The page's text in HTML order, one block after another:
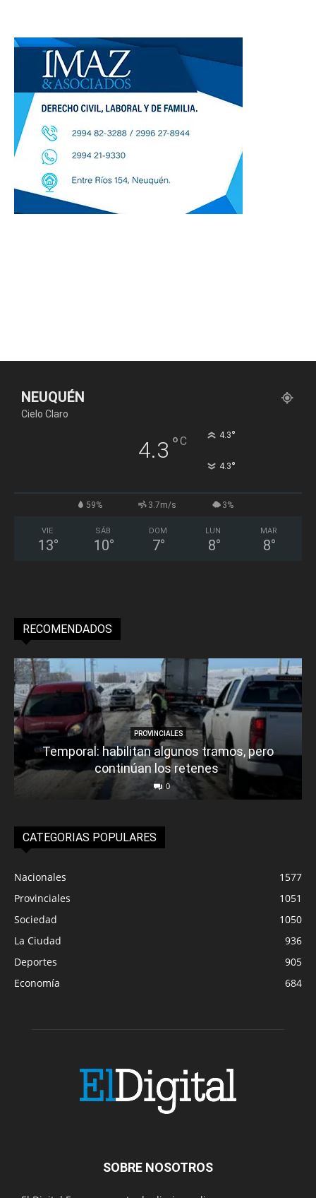
NEUQUÉN
Cielo Claro
4.3 °C 4.3°
4.3°
59% 3.7m/s 3%
VIE
13°
SÁB
10°
DOM
7°
LUN
8°
MAR
8°
RECOMENDADOS
PROVINCIALES
Temporal: habilitan algunos tramos, pero
continúan los retenes
0
CATEGORIAS POPULARES
Nacionales
1577
Provinciales
1051
Sociedad
1050
La Ciudad
936
Deportes
905
Economía
684
SOBRE NOSOTROS